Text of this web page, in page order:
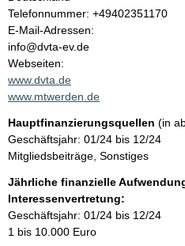
K
o
n
t
a
k
i
n
f
o
r
m
a
Telefonnummer: +49402351170
E-Mail-Adressen:
info@dvta-ev.de
Webseiten:
www.dvta.de
www.mtwerden.de
Hauptfinanzierungsquellen (in
Geschäftsjahr: 01/24 bis 12/24
Mitgliedsbeiträge, Sonstiges
Jährliche finanzielle
Interessenvertretung:
Geschäftsjahr: 01/24 bis 12/24
1 bis 10.000 Euro